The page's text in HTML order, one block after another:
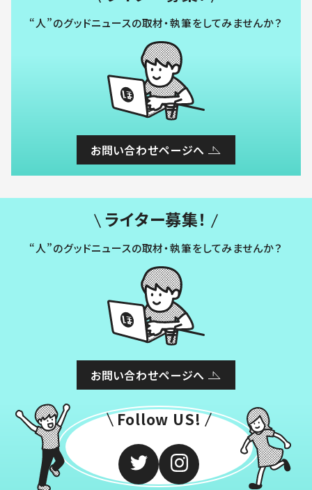
“人”のグッドニュースの取材・執筆をしてみませんか？
お問い合わせページへ
ライター募集！
“人”のグッドニュースの取材・執筆をしてみませんか？
お問い合わせページへ
Follow US!